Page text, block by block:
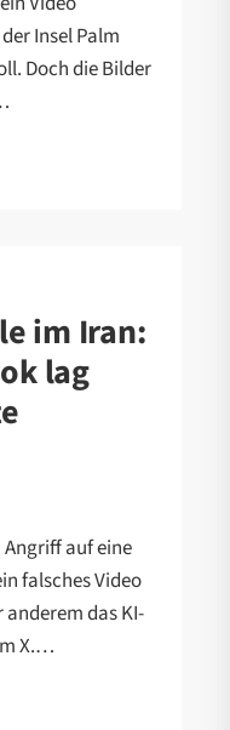
Insel Palm
Doch die Bilder
im Iran:
lag
Angriff auf eine
falsches Video
das KI-
X.…